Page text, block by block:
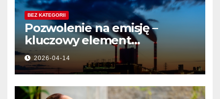
BEZ KATEGORII
Pozwolenie na emisję –
kluczowy element
działalności przemysłowej
2026-04-14